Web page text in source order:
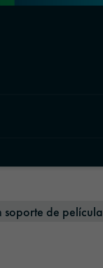
soporte de película